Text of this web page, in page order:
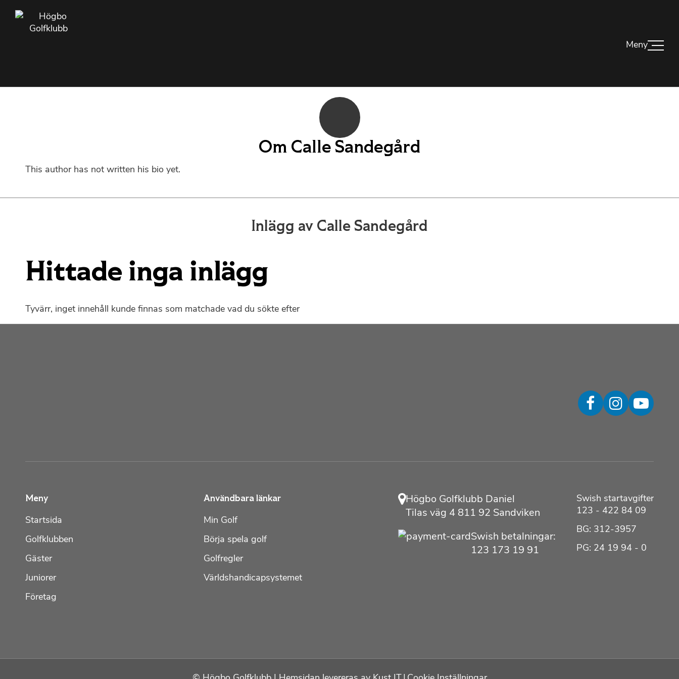
Om Calle Sandegård
This author has not written his bio yet.
Inlägg av Calle Sandegård
Hittade inga inlägg
Tyvärr, inget innehåll kunde finnas som matchade vad du sökte efter
Meny
Startsida
Golfklubben
Gäster
Juniorer
Företag
Användbara länkar
Min Golf
Börja spela golf
Golfregler
Världshandicapsystemet
Högbo Golfklubb Daniel
Tilas väg 4 811 92 Sandviken
Swish betalningar:
123 173 19 91
Swish startavgifter
123 - 422 84 09
BG: 312-3957
PG: 24 19 94 - 0